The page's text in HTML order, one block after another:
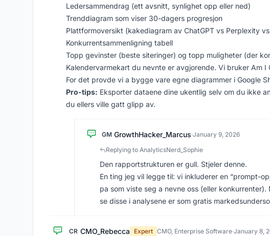
Ledersammendrag (ett avsnitt, synlighet opp eller ned)
Trenddiagram som viser 30-dagers progresjon
Plattformoversikt (kakediagram av ChatGPT vs Perplexity
Konkurrentsammenligning tabell
Topp gevinster (beste siteringer) og topp muligheter (der
Kalendervarmekart du nevnte er avgjorende. Vi bruker
For det provde vi a bygge vare egne diagrammer i Google
Pro-tips: Eksporter dataene dine ukentlig selv om du ikke
du ellers ville gatt glipp av.
GM GrowthHacker_Marcus·January 9, 2026
Replying to AnalyticsNerd_Sophie
Den rapportstrukturen er gull. Stjeler denne.
En ting jeg vil legge til: vi inkluderer en “prompt-
pa som viste seg a nevne oss (eller
se disse i analysene er som gratis
CR CMO_Rebecca Expert CMO, Enterprise Software·January 8,